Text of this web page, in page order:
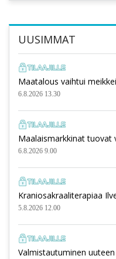
UUSIMMAT
Maatalous vaihtui
6.8.2026 13.30
Maalaismarkkinat tuovat
6.8.2026 9.00
Kraniosakraaliterapiaa
5.8.2026 12.00
Valmistautuminen